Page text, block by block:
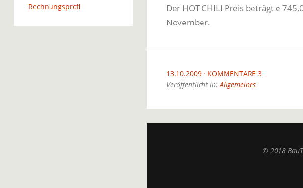
Rechnungsprofi
Der HOT CHILI Preis beträgt e
November.
13.10.2009
KOMMENTARE 3
Veröffentlicht in:Allgemeines
© 2018